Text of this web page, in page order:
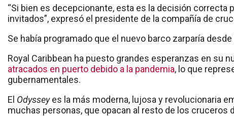
“Si bien es decepcionante, esta es la decisión correcta
invitados”, expresó el presidente de la compañía de
Se había programado que el nuevo barco zarparía
Royal Caribbean ha puesto grandes esperanzas en su
atracados en puerto debido a la pandemia, lo que
gubernamentales.
El Odysseyes la más moderna, lujosa y revolucionaria
muchas personas, que opacan al resto de los cruceros